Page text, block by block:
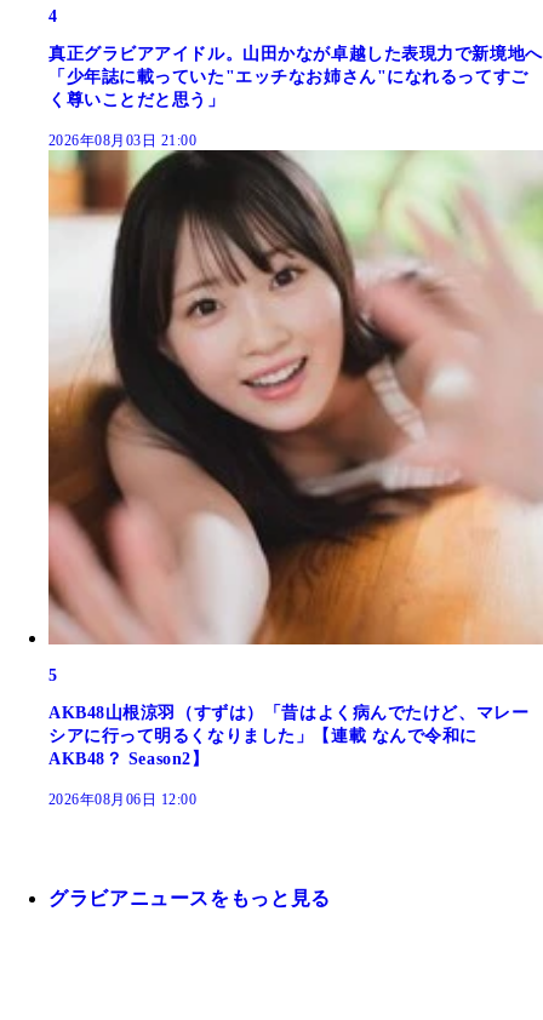
4
真正グラビアアイドル。山田かなが卓越した表現力で新境地へ
「少年誌に載っていた"エッチなお姉さん"になれるってすご
く尊いことだと思う」
2026年08月03日 21:00
5
AKB48山根涼羽（すずは）「昔はよく病んでたけど、マレー
シアに行って明るくなりました」【連載 なんで令和に
AKB48？ Season2】
2026年08月06日 12:00
グラビアニュースをもっと見る